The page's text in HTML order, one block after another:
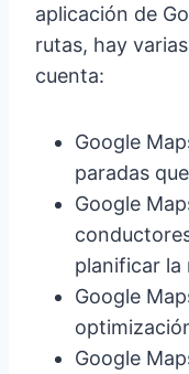
aplicación de
rutas, hay
cuenta:
Google
paradas
Google
planificar la
Google
Google